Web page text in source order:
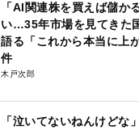
「AI関連株を買えば儲か
い…35年市場を見てきた
語る「これから本当に上
件
木戸次郎
「泣いてないねんけどな